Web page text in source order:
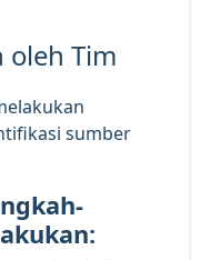
oleh Tim
sumber